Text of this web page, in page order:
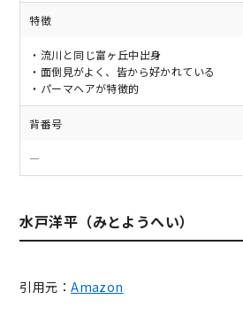
特徴
・流川と同じ富ヶ丘中出身
・面倒見がよく、皆から好かれている
・パーマヘアが特徴的
背番号
―
水戸洋平（みとようへい）
引用元：Amazon